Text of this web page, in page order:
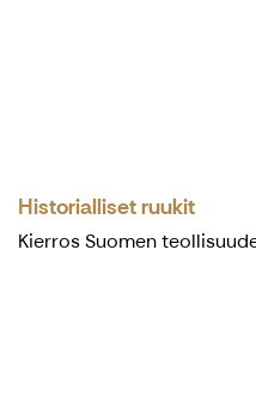
Historialliset ruukit
Kierros Suomen